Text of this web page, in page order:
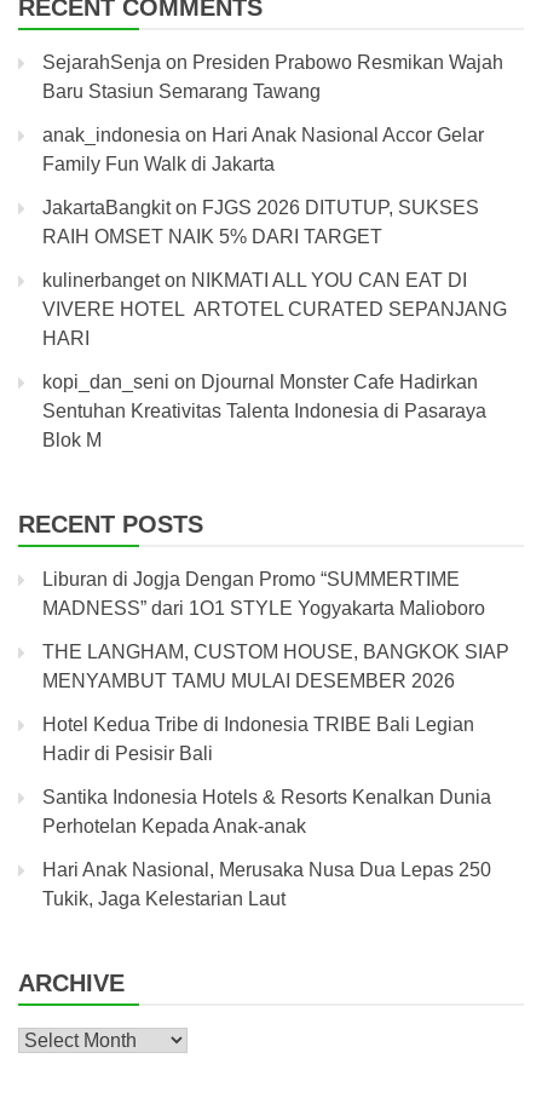
RECENT COMMENTS
SejarahSenja on Presiden Prabowo Resmikan Wajah
Baru Stasiun Semarang Tawang
anak_indonesia on Hari Anak Nasional Accor Gelar
Family Fun Walk di Jakarta
JakartaBangkiton FJGS 2026 DITUTUP, SUKSES
RAIH OMSET NAIK 5% DARI TARGET
kulinerbangeton NIKMATI ALL YOU CAN EAT DI
VIVERE HOTEL ARTOTEL CURATED SEPANJANG
HARI
kopi_dan_seni on Djournal Monster Cafe Hadirkan
Sentuhan Kreativitas Talenta Indonesia di Pasaraya
Blok M
RECENT POSTS
Liburan di Jogja Dengan Promo “SUMMERTIME
MADNESS” dari 1O1 STYLE Yogyakarta Malioboro
THE LANGHAM, CUSTOM HOUSE, BANGKOK SIAP
MENYAMBUT TAMU MULAI DESEMBER 2026
Hotel Kedua Tribe di Indonesia TRIBE Bali Legian
Hadir di Pesisir Bali
Santika Indonesia Hotels & Resorts Kenalkan Dunia
Perhotelan Kepada Anak-anak
Hari Anak Nasional, Merusaka Nusa Dua Lepas 250
Tukik, Jaga Kelestarian Laut
ARCHIVE
Archive